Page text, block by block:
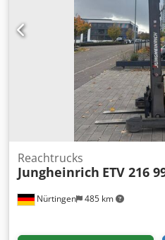
Nürtingen 485 km
Reachtrucks
Jungheinrich ETV 216